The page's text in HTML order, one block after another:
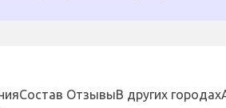
Состав ОтзывыВ других городах